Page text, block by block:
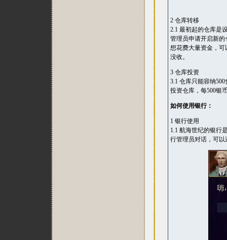
2 仓库转移
2.1 最初起的仓库是
管理员申请开启新
想花费大量资金，
没收。
3 仓库投资
3.1 仓库只能容纳
投资仓库，每500银
如何使用银行：
1 银行使用
1.1 航海世纪的银行
行管理员对话，可